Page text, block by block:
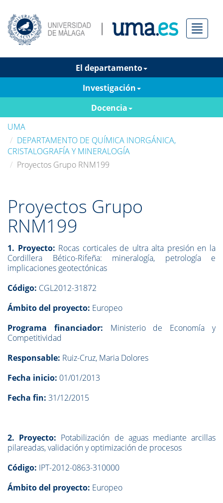
Menú
El departamento
Investigación
Docencia
UMA
DEPARTAMENTO DE QUÍMICA INORGÁNICA,
CRISTALOGRAFÍA Y MINERALOGÍA
Proyectos Grupo RNM199
Proyectos Grupo
RNM199
1. Proyecto: Rocas corticales de ultra alta presión en la
Cordillera Bético-Rifeña: mineralogía, petrología e
implicaciones geotectónicas
Código: CGL2012-31872
Ámbito del proyecto: Europeo
Programa financiador: Ministerio de Economía y
Competitividad
Responsable: Ruiz-Cruz, Maria Dolores
Fecha inicio: 01/01/2013
Fecha fin: 31/12/2015
2. Proyecto: Potabilización de aguas mediante arcillas
pilareadas, validación y optimización de procesos
Código: IPT-2012-0863-310000
Ámbito del proyecto: Europeo